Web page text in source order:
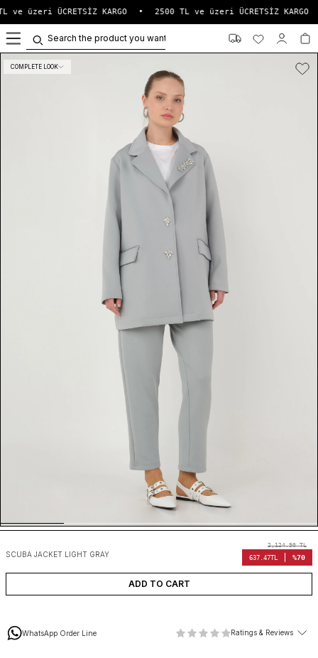
ve üzeri ÜCRETSİZ KARGO • 2500 TL ve üzeri ÜCRETSİZ KARGO
COMPLETE LOOK
SCUBA JACKET LIGHT GRAY
2,124.90TL
637.47TL %70
ADD TO CART
WhatsApp Order Line Ratings & Reviews